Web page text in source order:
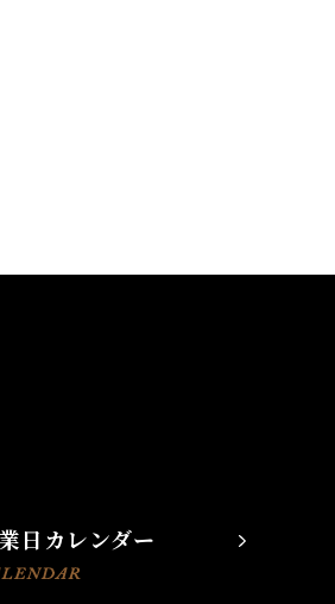
日カレンダー